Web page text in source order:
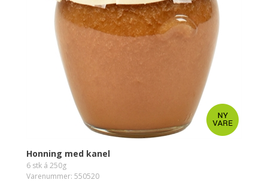
Honning med kanel
6 stk á 250g
Varenummer: 550520